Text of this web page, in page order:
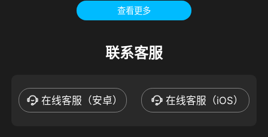
查看更多
联系客服
在线客服（安卓） 在线客服（iOS）